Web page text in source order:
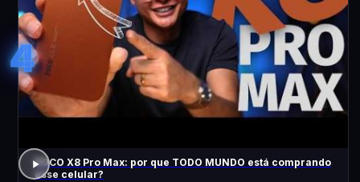
4
POCO X8 Pro Max: por que TODO MUNDO está comprando
esse celular?